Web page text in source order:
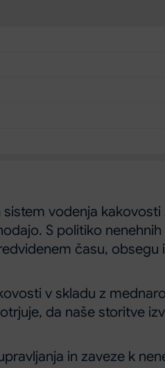
vodenja
S politiko
času,
v skladu z
da naše storitve
in zaveze k